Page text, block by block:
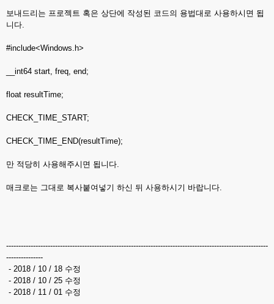
보내드리는 프로젝트 혹은 상단에 작성된 코드의 용법대로 사용하시면 됩
니다.
#include<Windows.h>
__int64 start, freq, end;
float resultTime;
CHECK_TIME_START;
CHECK_TIME_END(resultTime);
만 적당히 사용해주시면 됩니다.
매크로는 그대로 복사붙여넣기 하신 뒤 사용하시기 바랍니다.
-----------------------------------------------------------------------------------------------------------
---------------
- 2018 / 10 / 18 수정
- 2018 / 10 / 25 수정
- 2018 / 11 / 01 수정